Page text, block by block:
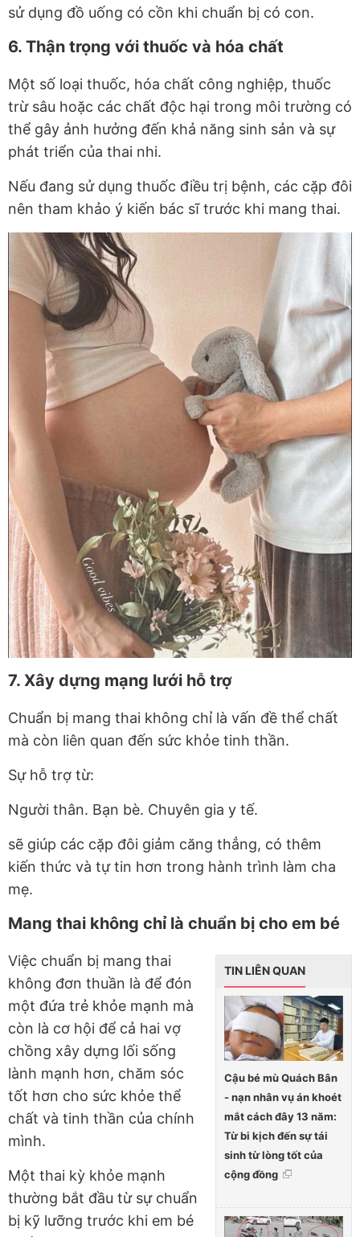
sử dụng đồ uống có cồn khi chuẩn bị có con.
6. Thận trọng với thuốc và hóa chất
Một số loại thuốc, hóa chất công nghiệp, thuốc
trừ sâu hoặc các chất độc hại trong môi trường có
thể gây ảnh hưởng đến khả năng sinh sản và sự
phát triển của thai nhi.
Nếu đang sử dụng thuốc điều trị bệnh, các cặp đôi
nên tham khảo ý kiến bác sĩ trước khi mang thai.
7. Xây dựng mạng lưới hỗ trợ
Chuẩn bị mang thai không chỉ là vấn đề thể chất
mà còn liên quan đến sức khỏe tinh thần.
Sự hỗ trợ từ:
Người thân. Bạn bè. Chuyên gia y tế.
sẽ giúp các cặp đôi giảm căng thẳng, có thêm
kiến thức và tự tin hơn trong hành trình làm cha
mẹ.
Mang thai không chỉ là chuẩn bị cho em bé
TIN LIÊN QUAN
Cậu bé mù Quách Bân
- nạn nhân vụ án khoét
mắt cách đây 13 năm:
Từ bi kịch đến sự tái
sinh từ lòng tốt của
cộng đồng
Việc chuẩn bị mang thai
không đơn thuần là để đón
một đứa trẻ khỏe mạnh mà
còn là cơ hội để cả hai vợ
chồng xây dựng lối sống
lành mạnh hơn, chăm sóc
tốt hơn cho sức khỏe thể
chất và tinh thần của chính
mình.
Một thai kỳ khỏe mạnh
thường bắt đầu từ sự chuẩn
bị kỹ lưỡng trước khi em bé